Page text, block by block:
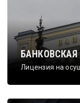
Лицензия на